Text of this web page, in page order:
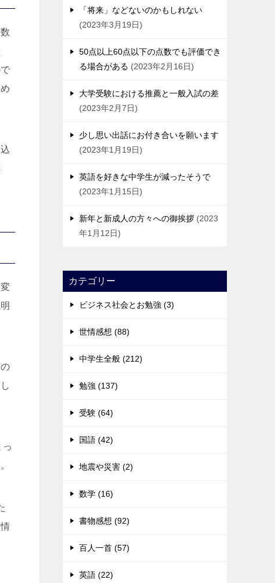
「将来」などないのかもしれない
2023年3月19日
50点以上60点以下の点数でも評価でき
る場合がある
2023年2月16日
大学受験における推薦と一般入試の差
2023年2月7日
少し思い出話にお付き合いを願います
2023年1月19日
英語を好きな中学生が減ったそうで
2023年1月15日
新年と新成人の方々への御挨拶 2023
年1月12日
カテゴリー
ビジネス社会とお勉強 (3)
世情感想 (88)
中学生全般 (212)
勉強 (137)
受験 (64)
国語 (42)
地震や災害 (2)
数学 (16)
書物感想 (92)
百人一首 (57)
英語 (22)